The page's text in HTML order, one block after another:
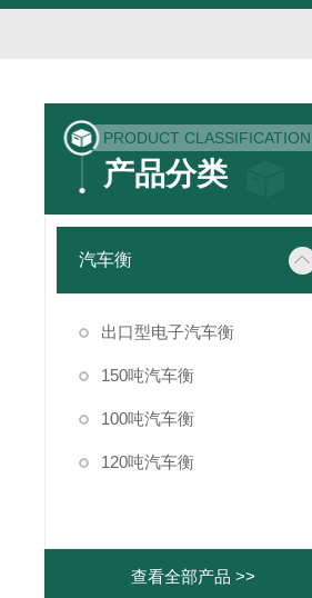
PRODUCT CLASSIFICATION
产品分类
汽车衡
出口型电子汽车衡
150吨汽车衡
100吨汽车衡
120吨汽车衡
查看全部产品 >>